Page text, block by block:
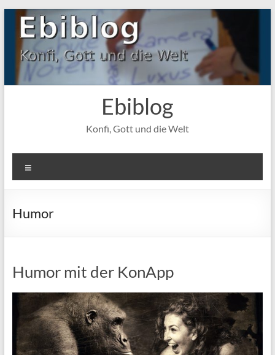
Zum
Inhalt
springen
Ebiblog
Konfi, Gott und die Welt
Humor
Humor mit der KonApp